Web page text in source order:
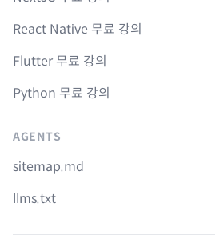
React Native 무료 강의
Flutter 무료 강의
Python 무료 강의
AGENTS
sitemap.md
llms.txt